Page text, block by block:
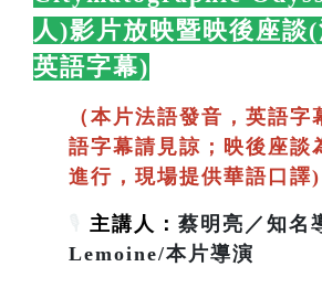
人)影片放映暨映後座談(
英語字幕)
（本片法語發音，英語字
語字幕請見諒；映後座談
進行，現場提供華語口譯)
主講人： 蔡明亮／知名
Lemoine/本片導演